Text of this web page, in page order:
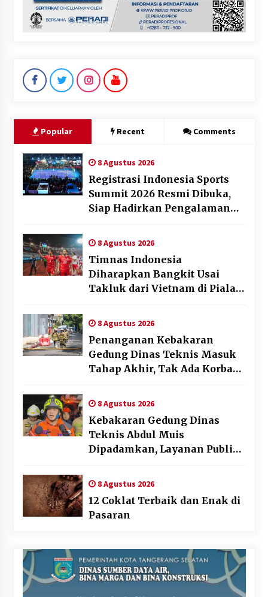
Popular Recent Comments
8 Agustus 2026
Registrasi Indonesia Sports
Summit 2026 Resmi Dibuka,
Siap Hadirkan Pengalaman
8 Agustus 2026
Timnas Indonesia
Diharapkan Bangkit Usai
Takluk dari Vietnam di Piala
8 Agustus 2026
Penanganan Kebakaran
Gedung Dinas Teknis Masuk
Tahap Akhir, Tak Ada Korban
8 Agustus 2026
Kebakaran Gedung Dinas
Teknis Abdul Muis
Dipadamkan, Layanan Publik
8 Agustus 2026
12 Coklat Terbaik dan Enak di
Pasaran